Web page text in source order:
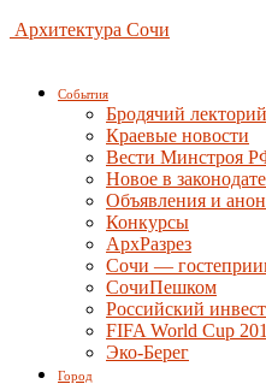
Архитектура Сочи
События
Бродячий лекторий
Краевые новости
Вести Минстроя
Новое в
Объявления и
Конкурсы
АрхРазрез
Сочи —
СочиПешком
Российский
FIFA World Cup
Эко-Берег
Город